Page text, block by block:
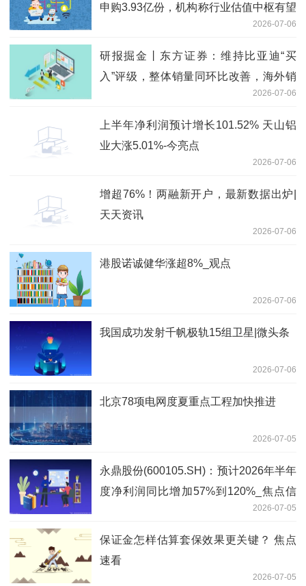
申购3.93亿份，机构称行业估值中枢有望
2026-07-06
研报掘金丨东方证券：维持比亚迪“买
入”评级，整体销量同环比改善，海外销
2026-07-06
上半年净利润预计增长101.52% 天山铝
业大涨5.01%-今亮点
2026-07-06
增超76%！两融新开户，最新数据出炉|
天天资讯
2026-07-06
港股诺诚健华涨超8%_观点
2026-07-06
我国成功发射千帆极轨15组卫星|微头条
2026-07-06
北京78项电网度夏重点工程加快推进
2026-07-05
永鼎股份(600105.SH)：预计2026年半年
度净利润同比增加57%到120%_焦点信
2026-07-05
保证金怎样估算套保效果更关键？ 焦点
速看
2026-07-05